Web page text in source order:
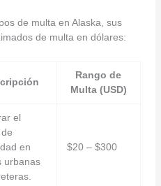
de multa en Alaska, sus
de multa en dólares:
Rango de
Multa (USD)
el
en
urbanas
$20 – $300